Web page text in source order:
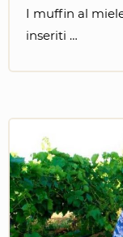
I muffin al
inseriti …